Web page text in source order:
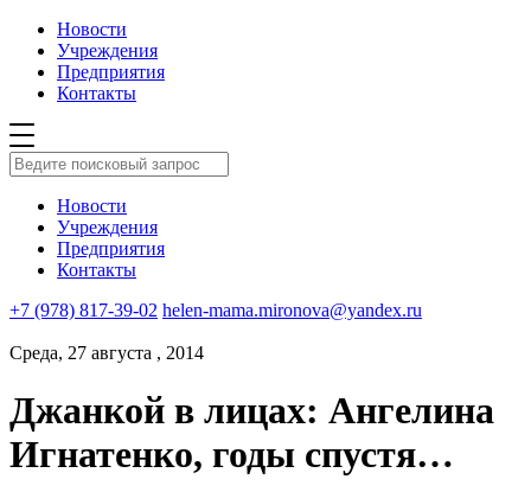
Новости
Учреждения
Предприятия
Контакты
Новости
Учреждения
Предприятия
Контакты
+7 (978) 817-39-02 helen-mama.mironova@yandex.ru
Среда, 27 августа , 2014
Джанкой в лицах: Ангелина
Игнатенко, годы спустя…